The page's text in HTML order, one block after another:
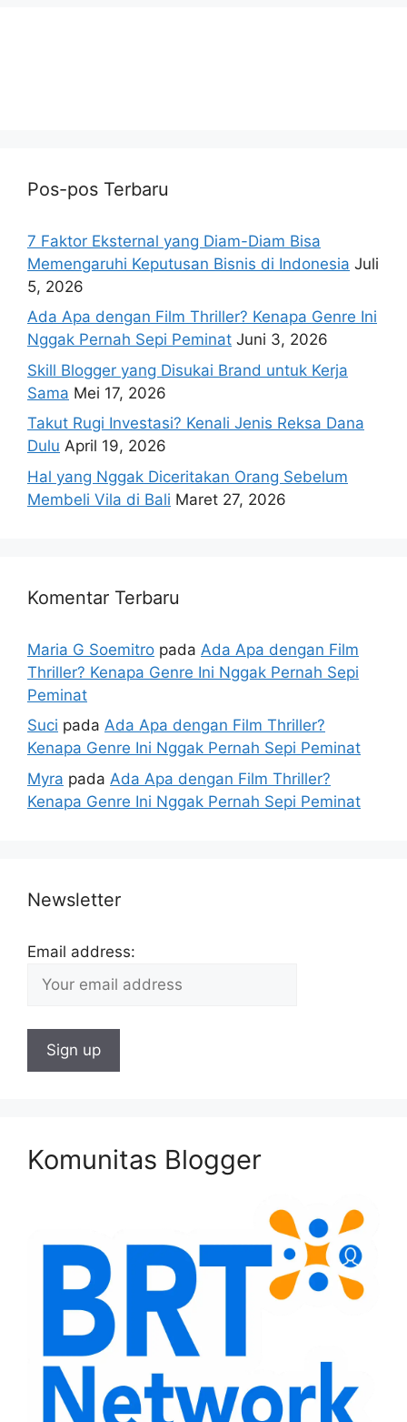
Pos-pos Terbaru
7 Faktor Eksternal yang Diam-Diam Bisa
Memengaruhi Keputusan Bisnis di Indonesia Juli
5, 2026
Ada Apa dengan Film Thriller? Kenapa Genre Ini
Nggak Pernah Sepi Peminat Juni 3, 2026
Skill Blogger yang Disukai Brand untuk Kerja
Sama Mei 17, 2026
Takut Rugi Investasi? Kenali Jenis Reksa Dana
Dulu April 19, 2026
Hal yang Nggak Diceritakan Orang Sebelum
Membeli Vila di Bali Maret 27, 2026
Komentar Terbaru
Maria G Soemitro pada Ada Apa dengan Film
Thriller? Kenapa Genre Ini Nggak Pernah Sepi
Peminat
Suci pada Ada Apa dengan Film Thriller?
Kenapa Genre Ini Nggak Pernah Sepi Peminat
Myra pada Ada Apa dengan Film Thriller?
Kenapa Genre Ini Nggak Pernah Sepi Peminat
Newsletter
Email address:
Komunitas Blogger